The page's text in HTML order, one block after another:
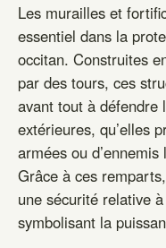
Les murailles et
essentiel dans la
occitan. Construites
par des tours, ces
avant tout à défendre
extérieures, qu’elles
armées ou
Grâce à ces
une sécurité relative
symbolisant la